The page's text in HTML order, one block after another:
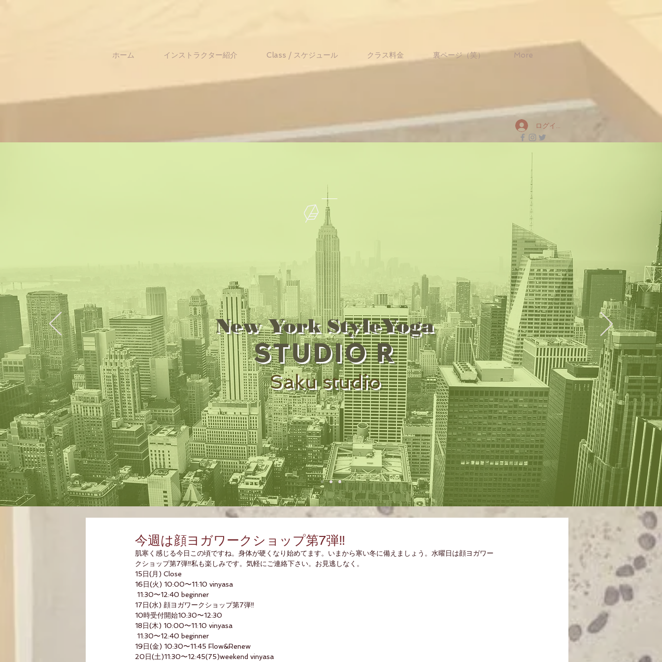
ホーム インストラクター紹介 Class / スケジュール クラス料金 裏ページ（笑） More
ログイン
New York StyleYoga
STUDIO R
Saku studio
今週は顔ヨガワークショップ第7弾‼️
肌寒く感じる今日この頃ですね。身体が硬くなり始めてます。いまから寒い冬に備えましょう。水曜日は顔ヨガワー
クショップ第7弾‼️私も楽しみです。気軽にご連絡下さい。お見逃しなく。
15日(月) Close
16日(火) 10:00〜11:10 vinyasa
11:30〜12:40 beginner
17日(水) 顔ヨガワークショップ第7弾‼️
10時受付開始10:30〜12:30
18日(木) 10:00〜11:10 vinyasa
11:30〜12:40 beginner
19日(金) 10:30〜11:45 Flow&Renew
20日(土)11:30〜12:45(75)weekend vinyasa